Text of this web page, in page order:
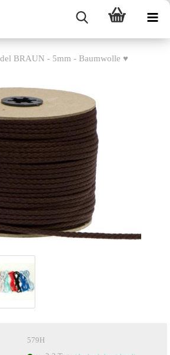
BRAUN - 5mm - Baumwolle ♥
579H